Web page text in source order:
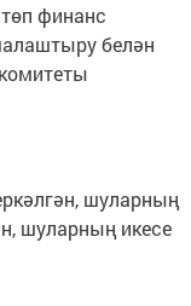
финанс
белән
шуларның
шуларның икесе